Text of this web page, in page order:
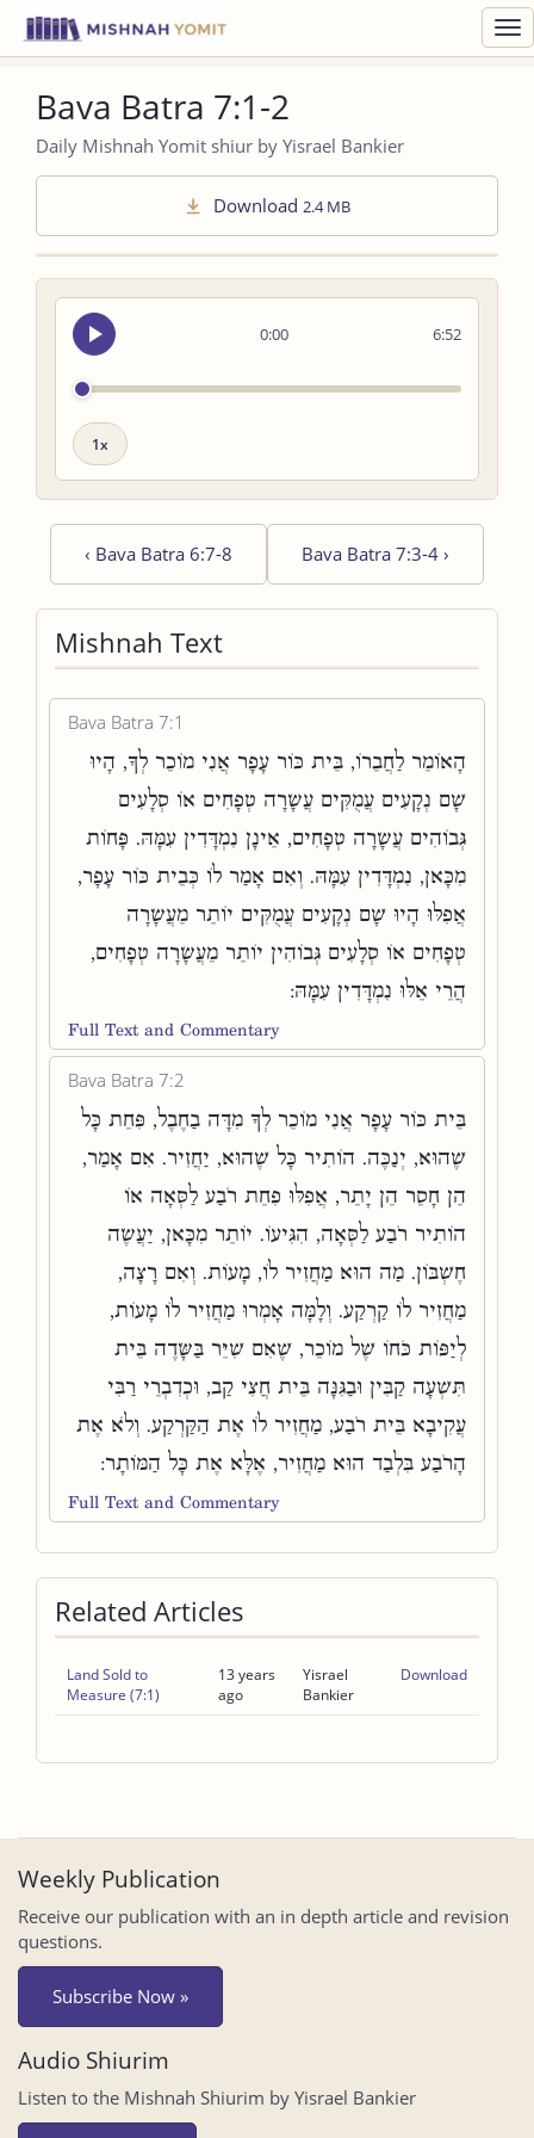
Bava Batra 7:1-2
Daily Mishnah Yomit shiur by Yisrael Bankier
Download 2.4 MB
0:00
Seek
audio
6:52
Playback
‹ Bava Batra 6:7-8 Bava Batra 7:3-4 ›
Mishnah Text
Bava Batra 7:1
הָאוֹמֵר לַחֲבֵרוֹ, בֵּית כּוֹר עָפָר אֲנִי מוֹכֵר לְךָ, הָיוּ
שָׁם נְקָעִים עֲמֻקִּים עֲשָׂרָה טְפָחִים אוֹ סְלָעִים
גְּבוֹהִים עֲשָׂרָה טְפָחִים, אֵינָן נִמְדָּדִין עִמָּהּ. פָּחוֹת
מִכָּאן, נִמְדָּדִין עִמָּהּ. וְאִם אָמַר לוֹ כְּבֵית כּוֹר עָפָר,
אֲפִלּוּ הָיוּ שָׁם נְקָעִים עֲמֻקִּים יוֹתֵר מֵעֲשָׂרָה
טְפָחִים אוֹ סְלָעִים גְּבוֹהִין יוֹתֵר מֵעֲשָׂרָה טְפָחִים,
הֲרֵי אֵלּוּ נִמְדָּדִין עִמָּהּ:
Full Text and Commentary
Bava Batra 7:2
בֵּית כּוֹר עָפָר אֲנִי מוֹכֵר לְךָ מִדָּה בַחֶבֶל, פִּחֵת כָּל
שֶׁהוּא, יְנַכֶּה. הוֹתִיר כָּל שֶׁהוּא, יַחֲזִיר. אִם אָמַר,
הֵן חָסֵר הֵן יָתֵר, אֲפִלּוּ פִחֵת רֹבַע לַסְּאָה אוֹ
הוֹתִיר רֹבַע לַסְּאָה, הִגִּיעוֹ. יוֹתֵר מִכָּאן, יַעֲשֶׂה
חֶשְׁבּוֹן. מַה הוּא מַחֲזִיר לוֹ, מָעוֹת. וְאִם רָצָה,
מַחֲזִיר לוֹ קַרְקַע. וְלָמָּה אָמְרוּ מַחֲזִיר לוֹ מָעוֹת,
לְיַפּוֹת כֹּחוֹ שֶׁל מוֹכֵר, שֶׁאִם שִׁיֵּר בַּשָּׂדֶה בֵּית
תִּשְׁעָה קַבִּין וּבַגִּנָּה בֵּית חֲצִי קַב, וּכְדִבְרֵי רַבִּי
עֲקִיבָא בֵּית רֹבַע, מַחֲזִיר לוֹ אֶת הַקַּרְקַע. וְלֹא אֶת
הָרֹבַע בִּלְבַד הוּא מַחֲזִיר, אֶלָּא אֶת כָּל הַמּוֹתָר:
Full Text and Commentary
Related Articles
Land Sold to
Measure (7:1)
13 years
ago
Yisrael
Bankier
Download
Weekly Publication
Receive our publication with an in depth article and revision
questions.
Subscribe Now »
Audio Shiurim
Listen to the Mishnah Shiurim by Yisrael Bankier